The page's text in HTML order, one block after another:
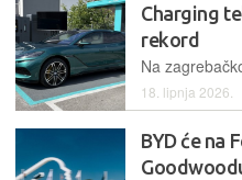
Charging
rekord
18. lipnja 2026.
BYD će na